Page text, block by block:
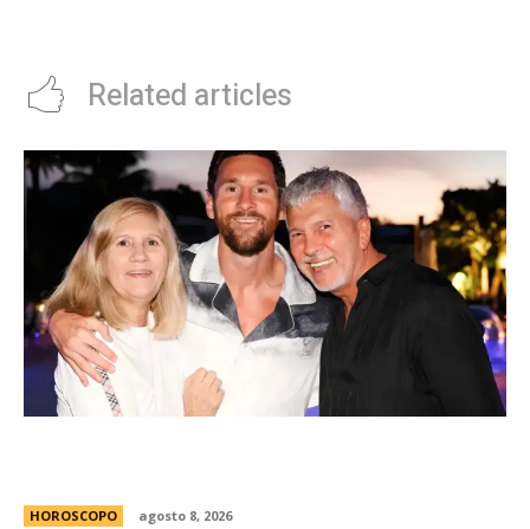
Related articles
HOROSCOPO agosto 8, 2026